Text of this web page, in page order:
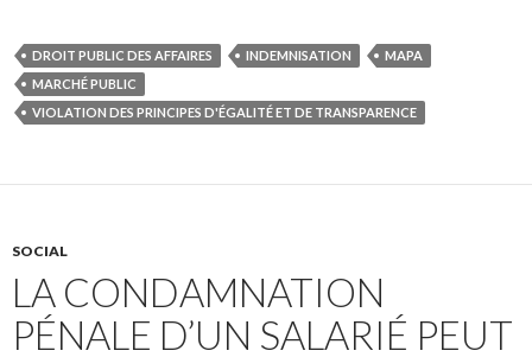
DROIT PUBLIC DES AFFAIRES INDEMNISATION
MAPA
MARCHÉ PUBLIC
VIOLATION DES PRINCIPES D'ÉGALITÉ ET DE TRANSPARENCE
SOCIAL
LA CONDAMNATION
PÉNALE D’UN SALARIÉ PEUT